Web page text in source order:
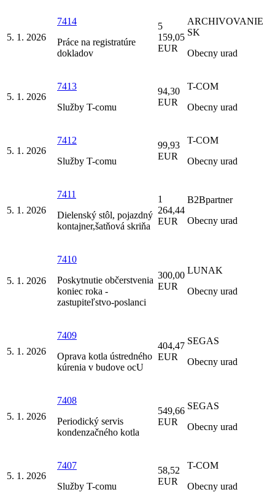
5. 1. 2026
7414
Práce na registratúre
dokladov
5
159,05
EUR
ARCHIVOVANIE
SK
Obecny urad
5. 1. 2026
7413
Služby T-comu
94,30
EUR
T-COM
Obecny urad
5. 1. 2026
7412
Služby T-comu
99,93
EUR
T-COM
Obecny urad
5. 1. 2026
7411
Dielenský stôl, pojazdný
kontajner,šatňová skriňa
1
264,44
EUR
B2Bpartner
Obecny urad
5. 1. 2026
7410
Poskytnutie občerstvenia
koniec roka -
zastupiteľstvo-poslanci
300,00
EUR
LUNAK
Obecny urad
5. 1. 2026
7409
Oprava kotla ústredného
kúrenia v budove ocU
404,47
EUR
SEGAS
Obecny urad
5. 1. 2026
7408
Periodický servis
kondenzačného kotla
549,66
EUR
SEGAS
Obecny urad
5. 1. 2026
7407
Služby T-comu
58,52
EUR
T-COM
Obecny urad